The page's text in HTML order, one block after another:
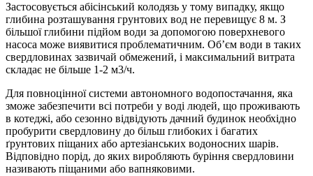
Застосовується абісінський колодязь у тому випадку, якщо
глибина розташування грунтових вод не перевищує 8 м. З
більшої глибини підйом води за допомогою поверхневого
насоса може виявитися проблематичним. Об’єм води в таких
свердловинах зазвичай обмежений, і максимальний витрата
складає не більше 1-2 м3/ч.
Для повноцінної системи автономного водопостачання, яка
зможе забезпечити всі потреби у воді людей, що проживають
в котеджі, або сезонно відвідують дачний будинок необхідно
пробурити свердловину до більш глибоких і багатих
ґрунтових піщаних або артезіанських водоносних шарів.
Відповідно порід, до яких виробляють буріння свердловини
називають піщаними або вапняковими.